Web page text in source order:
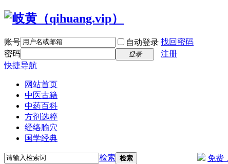
账号 自动登录 找回密码
密码
登录
注册
快捷导航
网站首页
中医古籍
中药百科
方剂选粹
经络腧穴
国学经典
检索 检索 免费